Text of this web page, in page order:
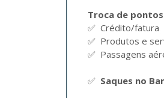
Troca de
✅  Crédito/fatura
✅  Produtos e
✅  Passagens
✅ Saques no